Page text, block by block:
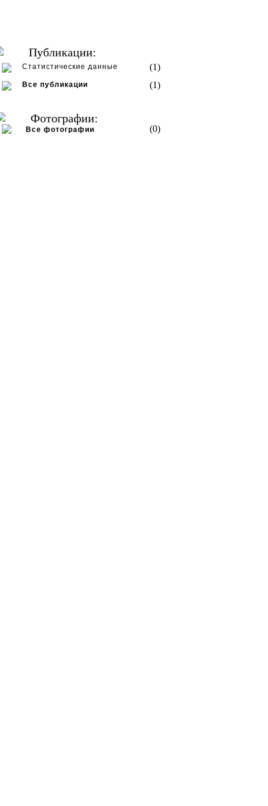
Публикации:
Статистические данные (1)
Все публикации (1)
Фотографии:
Все фотографии (0)